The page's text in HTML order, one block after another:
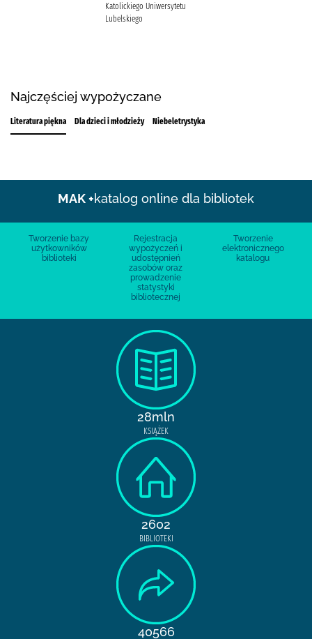
Katolickiego Uniwersytetu
Lubelskiego
Najczęściej wypożyczane
Literatura piękna Dla dzieci i młodzieży Niebeletrystyka
MAK +katalog online dla bibliotek
Tworzenie bazy
użytkowników
biblioteki
Rejestracja
wypożyczeń i
udostępnień
zasobów oraz
prowadzenie
statystyki
bibliotecznej
Tworzenie
elektronicznego
katalogu
28mln
KSIĄŻEK
2602
BIBLIOTEKI
40566